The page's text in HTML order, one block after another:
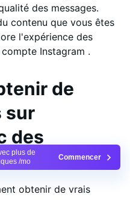
plus de
/mo
Commencer
des messages.
contenu que vous êtes
l'expérience des
Instagram .
de
sur
des
obtenir de vrais